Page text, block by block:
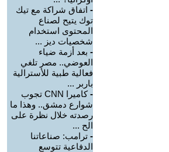
- اتفاق شراكة مع تيك
توك يتيح لصناع
المحتوى استخدام
شخصيات ديز ...
- بعد أزمة ضياء
العوضي.. مصر تلغي
فعالية طبية للأسترالية
باربر ...
-
كاميرا CNN تجوب
شوارع دمشق.. وهذا ما
رصدته خلال نظرة على
الح ...
- ترامب: صناعاتنا
الدفاعية تتوسع